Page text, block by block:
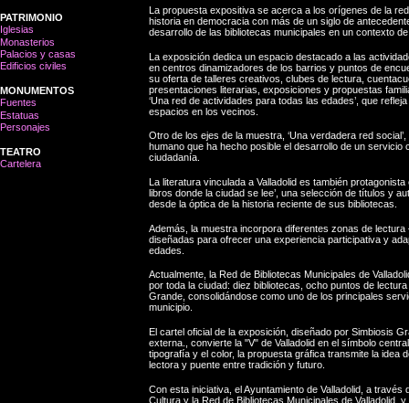
PATRIMONIO
Iglesias
Monasterios
Palacios y casas
Edificios civiles
MONUMENTOS
Fuentes
Estatuas
Personajes
TEATRO
Cartelera
La propuesta expositiva se acerca a los orígenes de la
historia en democracia con más de un siglo de
desarrollo de las bibliotecas municipales en un contexto
La exposición dedica un espacio destacado a las
en centros dinamizadores de los barrios y puntos de
su oferta de talleres creativos, clubes de lectura,
presentaciones literarias, exposiciones y propuestas
‘Una red de actividades para todas las edades’, que
espacios en los vecinos.
Otro de los ejes de la muestra, ‘Una verdadera red
humano que ha hecho posible el desarrollo de un servicio
ciudadanía.
La literatura vinculada a Valladolid es también
libros donde la ciudad se lee’, una selección de títulos y
desde la óptica de la historia reciente de sus bibliotecas.
Además, la muestra incorpora diferentes zonas de
diseñadas para ofrecer una experiencia participativa y
edades.
Actualmente, la Red de Bibliotecas Municipales de
por toda la ciudad: diez bibliotecas, ocho puntos de
Grande, consolidándose como uno de los principales
municipio.
El cartel oficial de la exposición, diseñado por Simbiosis
externa., convierte la "V" de Valladolid en el símbolo
tipografía y el color, la propuesta gráfica transmite la idea
lectora y puente entre tradición y futuro.
Con esta iniciativa, el Ayuntamiento de Valladolid, a través
Cultura y la Red de Bibliotecas Municipales de Valladolid,